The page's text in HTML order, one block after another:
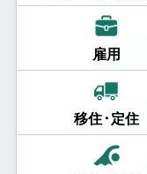
雇用
移住･定住